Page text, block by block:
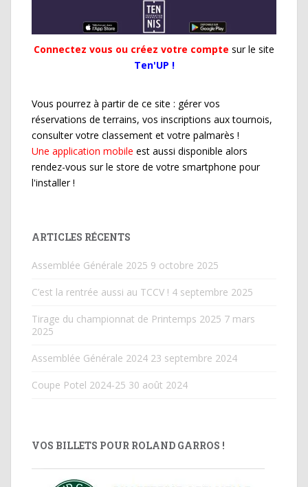
Connectez vous ou créez votre compte sur le site
Ten'UP !
Vous pourrez à partir de ce site : gérer vos
réservations de terrains, vos inscriptions aux tournois,
consulter votre classement et votre palmarès !
Une application mobile est aussi disponible alors
rendez-vous sur le store de votre smartphone pour
l'installer !
ARTICLES RÉCENTS
Assemblée Générale 2025 9 octobre 2025
C’est la rentrée aussi au TCCV ! 4 septembre 2025
Tirage du championnat de Printemps 2025 7 mars
2025
Assemblée Générale 2024 23 septembre 2024
Coupe Potel 2024-25 30 août 2024
VOS BILLETS POUR ROLAND GARROS !